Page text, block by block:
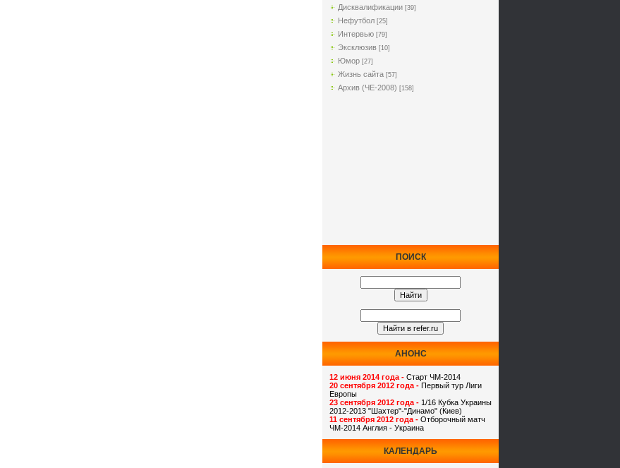
Дисквалификации [39]
Нефутбол [25]
Интервью [79]
Эксклюзив [10]
Юмор [27]
Жизнь сайта [57]
Архив (ЧЕ-2008) [158]
ПОИСК
АНОНС
12 июня 2014 года - Старт ЧМ-2014
20 сентября 2012 года - Первый тур Лиги
Европы
23 сентября 2012 года - 1/16 Кубка Украины
2012-2013 "Шахтер"-"Динамо" (Киев)
11 сентября 2012 года - Отборочный матч
ЧМ-2014 Англия - Украина
КАЛЕНДАРЬ